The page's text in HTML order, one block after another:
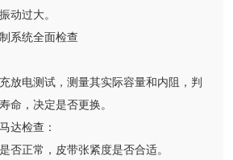
动过大。
系统全面检查
放电测试，测量其实际容量和内阻，判
命，决定是否更换。
达检查：
否正常，皮带张紧度是否合适。